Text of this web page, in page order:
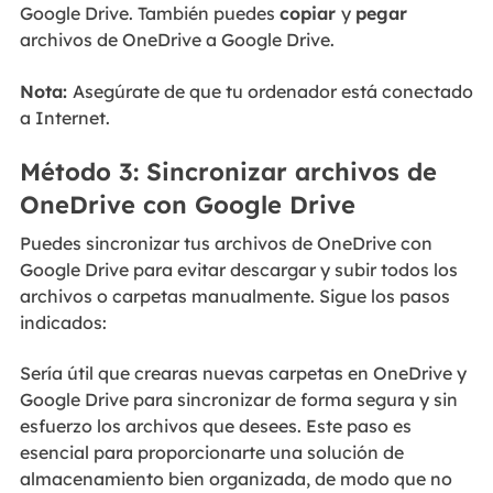
Google Drive. También puedes copiar y pegar
archivos de OneDrive a Google Drive.
Nota: Asegúrate de que tu ordenador está conectado
a Internet.
Método 3: Sincronizar archivos de
OneDrive con Google Drive
Puedes sincronizar tus archivos de OneDrive con
Google Drive para evitar descargar y subir todos los
archivos o carpetas manualmente. Sigue los pasos
indicados:
Sería útil que crearas nuevas carpetas en OneDrive y
Google Drive para sincronizar de forma segura y sin
esfuerzo los archivos que desees. Este paso es
esencial para proporcionarte una solución de
almacenamiento bien organizada, de modo que no